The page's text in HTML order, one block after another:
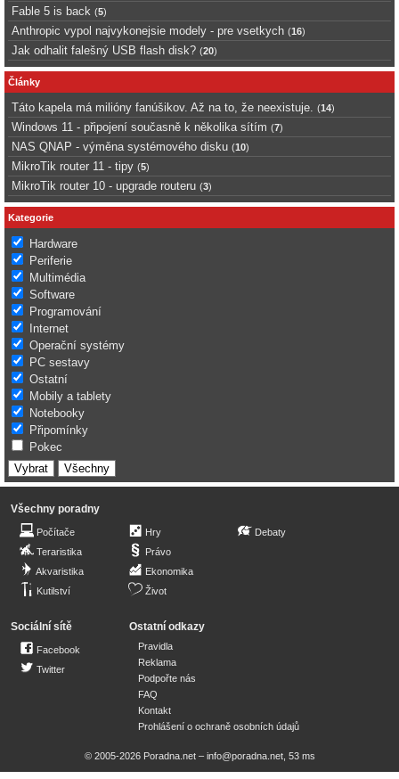
Fable 5 is back (5)
Anthropic vypol najvykonejsie modely - pre vsetkych (16)
Jak odhalit falešný USB flash disk? (20)
Články
Táto kapela má milióny fanúšikov. Až na to, že neexistuje. (14)
Windows 11 - připojení současně k několika sítím (7)
NAS QNAP - výměna systémového disku (10)
MikroTik router 11 - tipy (5)
MikroTik router 10 - upgrade routeru (3)
Kategorie
Hardware
Periferie
Multimédia
Software
Programování
Internet
Operační systémy
PC sestavy
Ostatní
Mobily a tablety
Notebooky
Připomínky
Pokec
Všechny poradny
Počítače
Teraristika
Akvaristika
Kutilství
Hry
Právo
Ekonomika
Život
Debaty
Sociální sítě
Facebook
Twitter
Ostatní odkazy
Pravidla
Reklama
Podpořte nás
FAQ
Kontakt
Prohlášení o ochraně osobních údajů
© 2005-2026 Poradna.net – info@poradna.net, 53 ms